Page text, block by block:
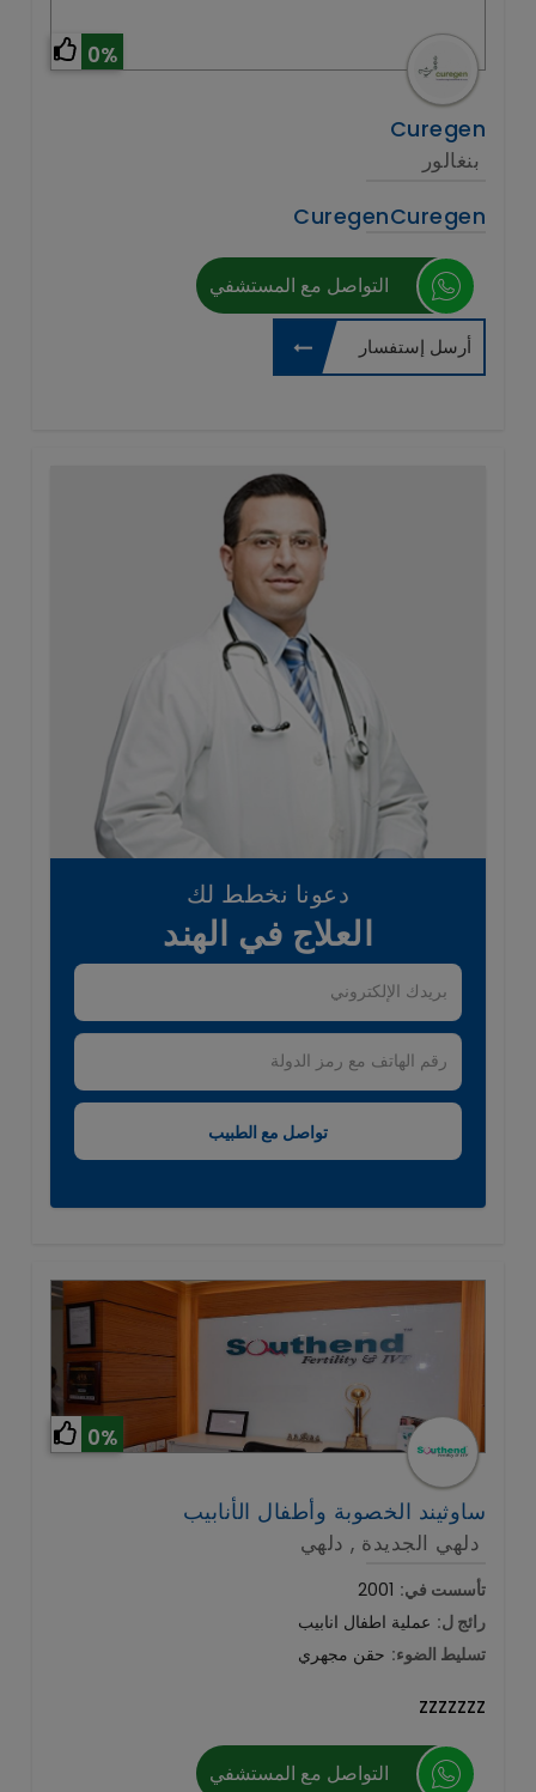
0%
Curegen
بنغالور
CuregenCuregen
التواصل مع المستشفي
أرسل إستفسار
دعونا نخطط لك
العلاج في الهند
0%
ساوثيند الخصوبة وأطفال الأنابيب
دلهي الجديدة , دلهي
تأسست في: 2001
رائج ل: عملية اطفال انابيب
تسليط الضوء: حقن مجهري
zzzzzzz
التواصل مع المستشفي